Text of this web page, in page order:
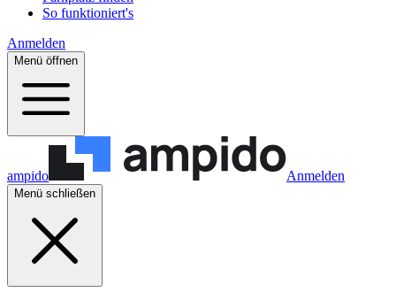
So funktioniert's
Anmelden
Menü öffnen
ampido Anmelden
Menü schließen